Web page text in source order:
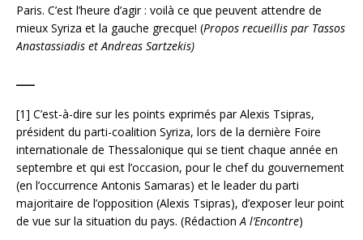
Paris. C’est l’heure d’agir : voilà ce que peuvent attendre de
mieux Syriza et la gauche grecque! (Propos recueillis par Tassos
Anastassiadis et Andreas Sartzekis)
[1] C’est-à-dire sur les points exprimés par Alexis Tsipras,
président du parti-coalition Syriza, lors de la dernière Foire
internationale de Thessalonique qui se tient chaque année en
septembre et qui est l’occasion, pour le chef du gouvernement
(en l’occurrence Antonis Samaras) et le leader du parti
majoritaire de l’opposition (Alexis Tsipras), d’exposer leur point
de vue sur la situation du pays. (RédactionA l’Encontre)